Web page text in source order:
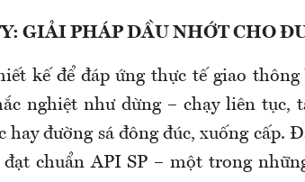
GIẢI PHÁP DẦU NHỚT CHO
kế để đáp ứng thực tế giao
nghiệt như dừng – chạy liên tục,
đường sá đông đúc, xuống cấp.
chuẩn API SP – một trong